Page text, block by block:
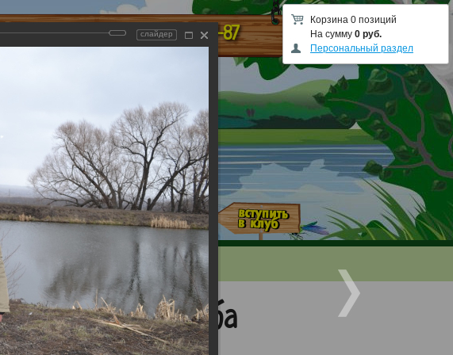
Контакты 48-87-87
Корзина 0 позиций
На сумму 0 руб.
Персональный раздел
Форелевого Клуба
слайдер